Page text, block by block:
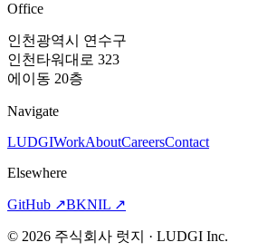
Office
인천광역시 연수구
인천타워대로 323
에이동 20층
Navigate
LUDGIWorkAboutCareersContact
Elsewhere
GitHub ↗BKNIL ↗
© 2026 주식회사 럿지 · LUDGI Inc.